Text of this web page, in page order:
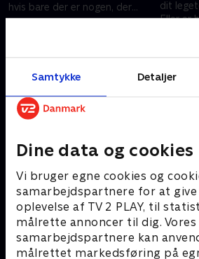
Samtykke Detaljer
Dine data og cookies
Vi bruger egne cookies og
samarbejdspartnere for at give
oplevelse af TV 2 PLAY, til
målrette annoncer til dig. Vores
samarbejdspartnere kan
målrettet markedsføring på
hvis bare der er nogen, der
passer på dig og holder af dig!.
dit
Eller er
og vil
27.
Andre så også
Masha og bjørnen